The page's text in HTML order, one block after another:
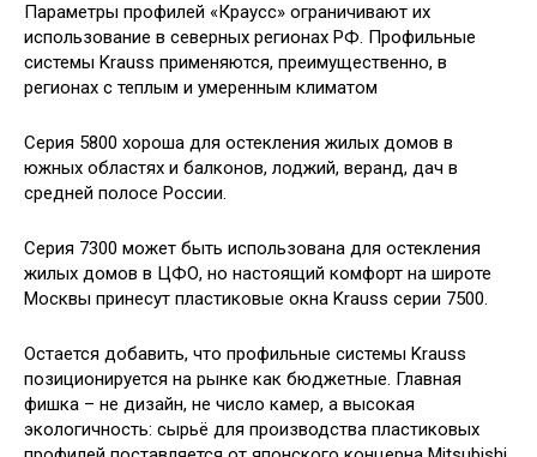
Параметры профилей «Краусс» ограничивают их
использование в северных регионах РФ. Профильные
системы Krauss применяются, преимущественно, в
регионах с теплым и умеренным климатом
Серия 5800 хороша для остекления жилых домов в
южных областях и балконов, лоджий, веранд, дач в
средней полосе России.
Серия 7300 может быть использована для остекления
жилых домов в ЦФО, но настоящий комфорт на широте
Москвы принесут пластиковые окна Krauss серии 7500.
Остается добавить, что профильные системы Krauss
позиционируется на рынке как бюджетные. Главная
фишка – не дизайн, не число камер, а высокая
экологичность: сырьё для производства пластиковых